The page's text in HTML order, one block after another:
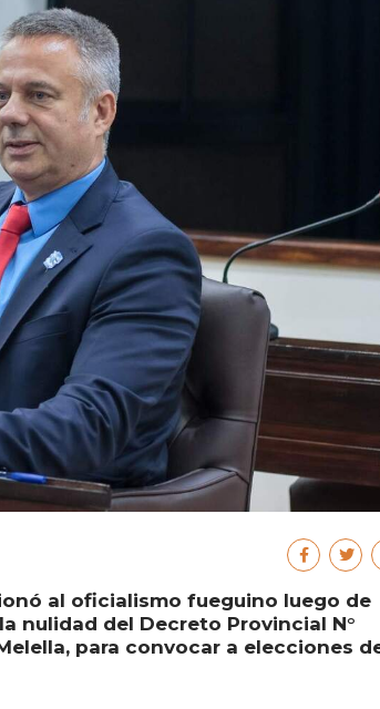
al oficialismo fueguino luego de
nulidad del Decreto Provincial N°
para convocar a elecciones